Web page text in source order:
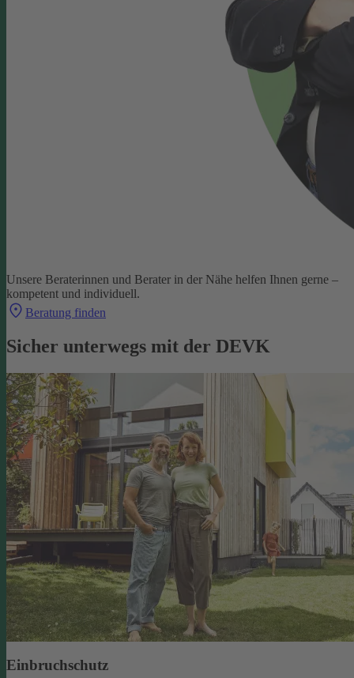
Unsere Beraterinnen und Berater in der Nähe helfen Ihnen gerne –
kompetent und individuell.
Beratung finden
Sicher unterwegs mit der DEVK
Einbruchschutz